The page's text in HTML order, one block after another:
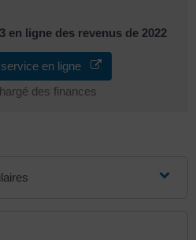
en ligne des revenus de 2022
en ligne
des finances